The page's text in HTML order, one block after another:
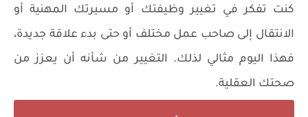
كنت تفكر في تغيير وظيفتك أو مسيرتك المهنية أو
الانتقال إلى صاحب عمل مختلف أو حتى بدء علاقة جديدة،
فهذا اليوم مثالي لذلك. التغيير من شأنه أن يعزز من
صحتك العقلية.